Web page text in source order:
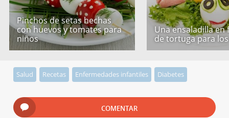
Pinchos de setas hechas
con huevos y tomates para
niños
Una ensaladilla en
de tortuga para
Salud Recetas Enfermedades infantiles Diabetes
COMENTAR